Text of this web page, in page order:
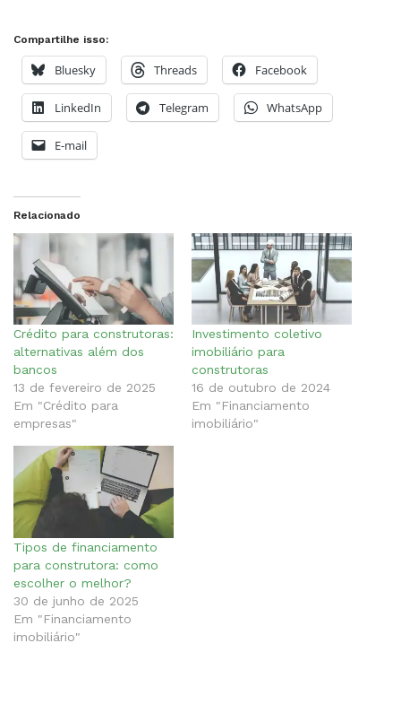
Compartilhe isso:
Bluesky Threads Facebook
LinkedIn Telegram WhatsApp
E-mail
Relacionado
Crédito para construtoras:
alternativas além dos
bancos
13 de fevereiro de 2025
Em "Crédito para
empresas"
Investimento coletivo
imobiliário para
construtoras
16 de outubro de 2024
Em "Financiamento
imobiliário"
Tipos de financiamento
para construtora: como
escolher o melhor?
30 de junho de 2025
Em "Financiamento
imobiliário"